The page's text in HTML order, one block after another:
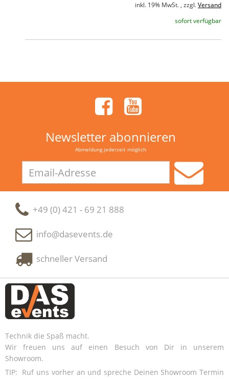
inkl. 19% MwSt. , zzgl. Versand
sofort verfügbar
Newsletter abonnieren
Abmeldung jederzeit möglich
Adresse
+49 (0) 421 - 69 21 888
info@dasevents.de
schneller Versand
Technik die Spaß macht.
Wir freuen uns auf einen Besuch von Dir in unserem
Showroom.
TIP: Ruf uns vorher an und spreche Deinen Showroom Termin